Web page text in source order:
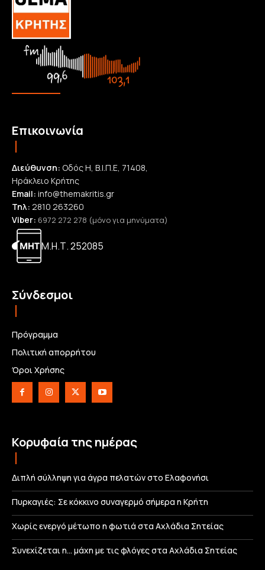
Επικοινωνία
Διεύθυνση: Οδός Η, Β.Ι.Π.Ε, 71408,
Ηράκλειο Κρήτης
Email: info@themakritis.gr
Τηλ: 2810 263260
Viber: 6972 272 278 (μόνο για μηνύματα)
Μ.Η.Τ. 252085
Σύνδεσμοι
Πρόγραμμα
Πολιτική απορρήτου
Όροι Χρήσης
Κορυφαία της ημέρας
Διπλή σύλληψη για άγρα πελατών στο Ελαφονήσι
Πυρκαγιές: Σε κόκκινο συναγερμό σήμερα η Κρήτη
Χωρίς ενεργό μέτωπο η φωτιά στα Αχλάδια Σητείας
Συνεχίζεται η… μάχη με τις φλόγες στα Αχλάδια Σητείας